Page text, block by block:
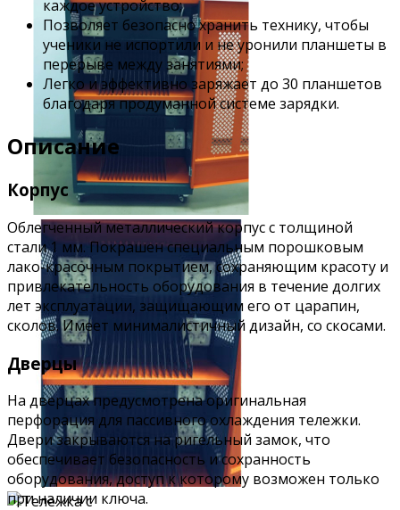
каждое устройство;
Позволяет безопасно хранить технику, чтобы
ученики не испортили и не уронили планшеты в
перерыве между занятиями;
Легко и эффективно заряжает до 30 планшетов
благодаря продуманной системе зарядки.
Описание
Корпус
Облегченный металлический корпус с толщиной
стали 1 мм. Покрашен специальным порошковым
лако-красочным покрытием, сохраняющим красоту и
привлекательность оборудования в течение долгих
лет эксплуатации, защищающим его от царапин,
сколов. Имеет минималистичный дизайн, со скосами.
Дверцы
На дверцах предусмотрена оригинальная
перфорация для пассивного охлаждения тележки.
Двери закрываются на ригельный замок, что
обеспечивает безопасность и сохранность
оборудования, доступ к которому возможен только
при наличии ключа.